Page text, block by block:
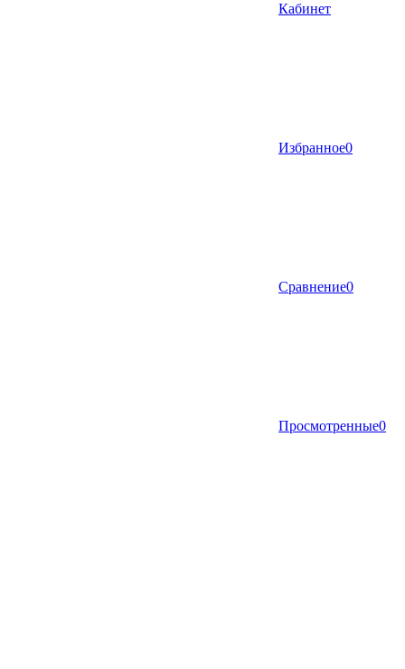
Кабинет
Избранное0
Сравнение0
Просмотренные0